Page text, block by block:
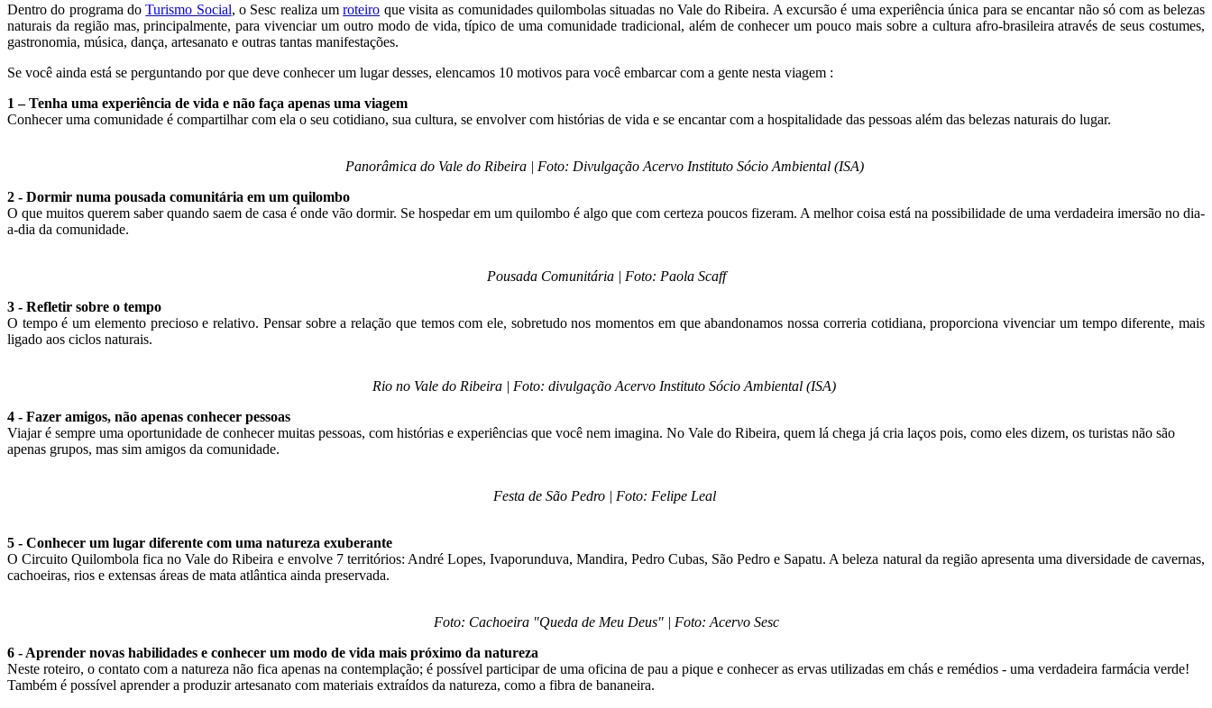
Dentro do programa doTurismo Social, o Sesc realiza umroteiro que visita as comunidades quilombolas situadas no Vale do Ribeira. A excursão é uma experiência única para se encantar não só com as belezas
naturais da região mas, principalmente, para vivenciar um outro modo de vida, típico de uma comunidade tradicional, além de conhecer um pouco mais sobre a cultura afro-brasileira através de seus costumes,
gastronomia, música, dança, artesanato e outras tantas manifestações.
Se você ainda está se perguntando por que deve conhecer um lugar desses, elencamos 10 motivos para você embarcar com a gente nesta viagem :
1 – Tenha uma experiência de vida e não faça apenas uma viagem
Conhecer uma comunidade é compartilhar com ela o seu cotidiano, sua cultura, se envolver com histórias de vida e se encantar com a hospitalidade das pessoas além das belezas naturais do lugar.
Panorâmica do Vale do Ribeira | Foto: Divulgação Acervo Instituto Sócio Ambiental (ISA)
2 - Dormir numa pousada comunitária em um quilombo
O que muitos querem saber quando saem de casa é onde vão dormir. Se hospedar em um quilombo é algo que com certeza poucos fizeram. A melhor coisa está na possibilidade de uma verdadeira imersão no dia-
a-dia da comunidade.
Pousada Comunitária | Foto: Paola Scaff
3 - Refletir sobre o tempo
O tempo é um elemento precioso e relativo. Pensar sobre a relação que temos com ele, sobretudo nos momentos em que abandonamos nossa correria cotidiana, proporciona vivenciar um tempo diferente, mais
ligado aos ciclos naturais.
Rio no Vale do Ribeira | Foto: divulgação Acervo Instituto Sócio Ambiental (ISA)
4 - Fazer amigos, não apenas conhecer pessoas
Viajar é sempre uma oportunidade de conhecer muitas pessoas, com histórias e experiências que você nem imagina. No Vale do Ribeira, quem lá chega já cria laços pois, como eles dizem, os turistas não são
apenas grupos, mas sim amigos da comunidade.
Festa de São Pedro | Foto: Felipe Leal
5 - Conhecer um lugar diferente com uma natureza exuberante
O Circuito Quilombola fica no Vale do Ribeira e envolve 7 territórios: André Lopes, Ivaporunduva, Mandira, Pedro Cubas, São Pedro e Sapatu. A beleza natural da região apresenta uma diversidade de cavernas,
cachoeiras, rios e extensas áreas de mata atlântica ainda preservada.
Foto: Cachoeira "Queda de Meu Deus" | Foto: Acervo Sesc
6 - Aprender novas habilidades e conhecer um modo de vida mais próximo da natureza
Neste roteiro, o contato com a natureza não fica apenas na contemplação; é possível participar de uma oficina de pau a pique e conhecer as ervas utilizadas em chás e remédios - uma verdadeira farmácia verde!
Também é possível aprender a produzir artesanato com materiais extraídos da natureza, como a fibra de bananeira.